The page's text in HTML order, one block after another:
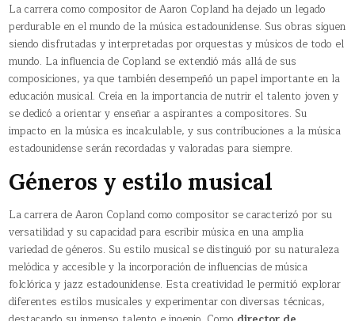
La carrera como compositor de Aaron Copland ha dejado un legado
perdurable en el mundo de la música estadounidense. Sus obras siguen
siendo disfrutadas y interpretadas por orquestas y músicos de todo el
mundo. La influencia de Copland se extendió más allá de sus
composiciones, ya que también desempeñó un papel importante en la
educación musical. Creía en la importancia de nutrir el talento joven y
se dedicó a orientar y enseñar a aspirantes a compositores. Su
impacto en la música es incalculable, y sus contribuciones a la música
estadounidense serán recordadas y valoradas para siempre.
Géneros y estilo musical
La carrera de Aaron Copland como compositor se caracterizó por su
versatilidad y su capacidad para escribir música en una amplia
variedad de géneros. Su estilo musical se distinguió por su naturaleza
melódica y accesible y la incorporación de influencias de música
folclórica y jazz estadounidense. Esta creatividad le permitió explorar
diferentes estilos musicales y experimentar con diversas técnicas,